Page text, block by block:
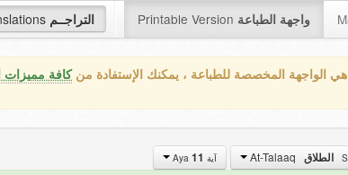
التراجــم Printable Version واجهة الطباعة
الواجهة المخصصة للطباعة ، يمكنك الإستفادة منكافة مميزات
الطلاق آية Aya 11